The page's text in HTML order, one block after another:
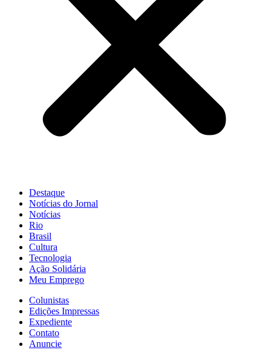
Destaque
Notícias do Jornal
Notícias
Rio
Brasil
Cultura
Tecnologia
Ação Solidária
Meu Emprego
Colunistas
Edições Impressas
Expediente
Contato
Anuncie